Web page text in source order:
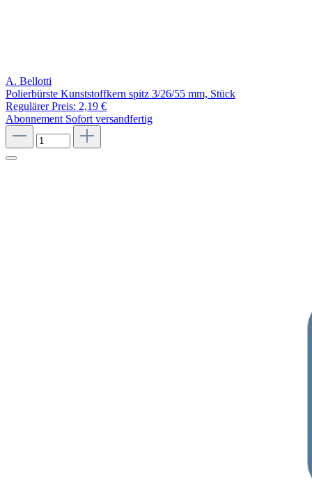
A. Bellotti
Polierbürste Kunststoffkern spitz 3/26/55 mm, Stück
Regulärer Preis: 2,19 €
Abonnement Sofort versandfertig